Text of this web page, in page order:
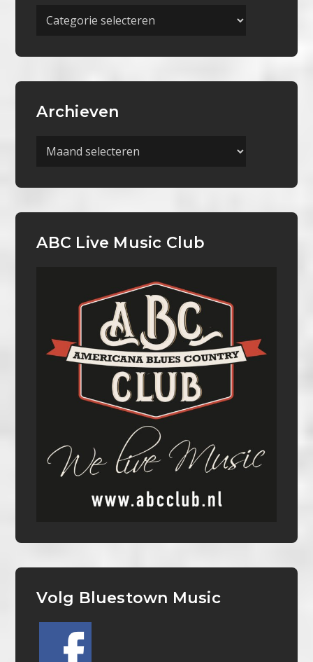
Meer
Archieven
Archieven
ABC Live Music Club
Volg Bluestown Music